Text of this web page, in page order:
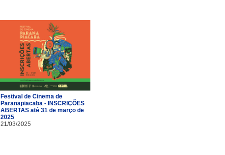
Festival de Cinema de
Paranapiacaba - INSCRIÇÕES
ABERTAS até 31 de março de
2025
21/03/2025